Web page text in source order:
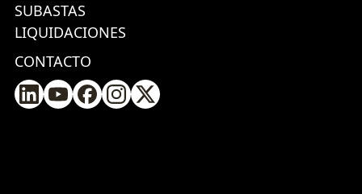
SUBASTAS
LIQUIDACIONES
CONTACTO